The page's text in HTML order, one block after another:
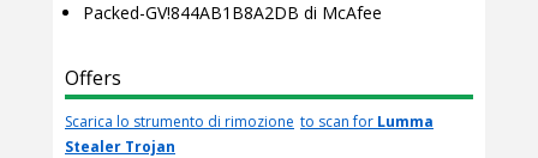
Packed-GV!844AB1B8A2DB di McAfee
Offers
Scarica lo strumento di rimozione to scan for Lumma
Stealer Trojan